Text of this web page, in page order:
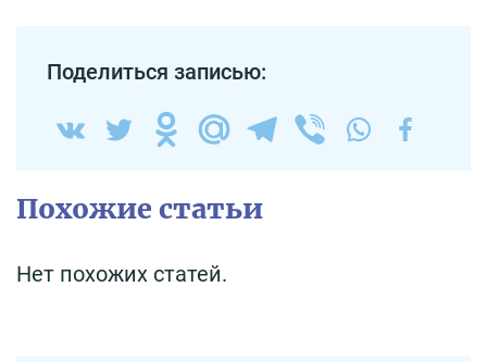
Поделиться записью:
Похожие статьи
Нет похожих статей.